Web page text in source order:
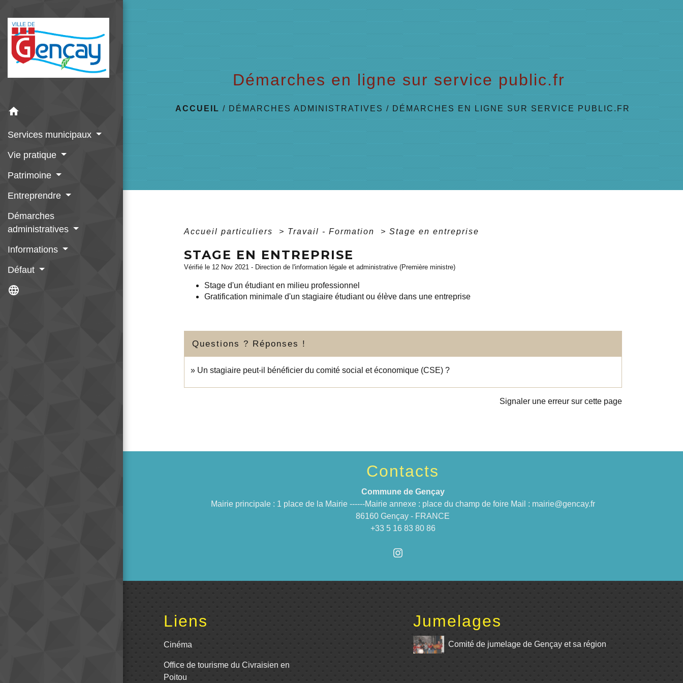
home
Services municipaux
Vie pratique
Patrimoine
Entreprendre
Démarches
administratives
Informations
Défaut
language
Démarches en ligne sur service public.fr
ACCUEIL / DÉMARCHES ADMINISTRATIVES / DÉMARCHES EN LIGNE SUR SERVICE PUBLIC.FR
Accueil particuliers > Travail - Formation > Stage en entreprise
STAGE EN ENTREPRISE
Vérifié le 12 Nov 2021 - Direction de l'information légale et administrative (Première ministre)
Stage d'un étudiant en milieu professionnel
Gratification minimale d'un stagiaire étudiant ou élève dans une entreprise
Questions ? Réponses !
Un stagiaire peut-il bénéficier du comité social et économique (CSE) ?
Signaler une erreur sur cette page
Contacts
Commune de Gençay
Mairie principale : 1 place de la Mairie ------Mairie annexe : place du champ de foire Mail : mairie@gencay.fr
86160 Gençay - FRANCE
+33 5 16 83 80 86
Liens
Cinéma
Office de tourisme du Civraisien en
Poitou
Jumelages
Comité de jumelage de Gençay et sa région